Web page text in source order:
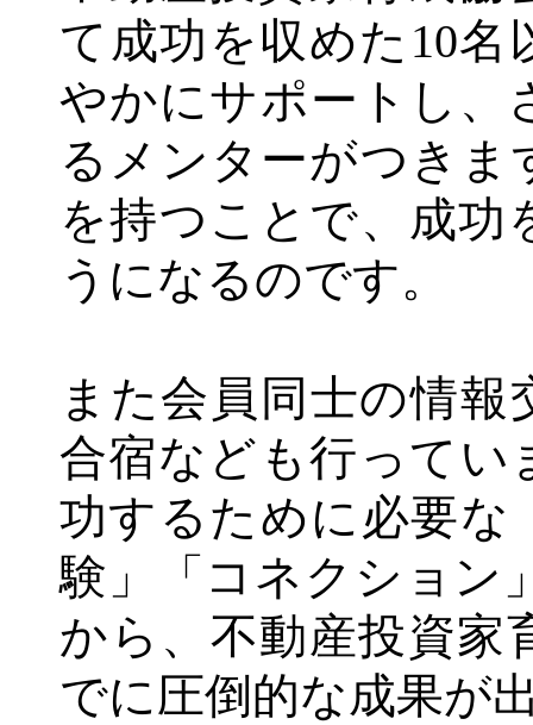
て成功を収めた10名
やかにサポートし、
るメンターがつきま
を持つことで、成功
うになるのです。
また会員同士の情
合宿なども行ってい
功するために必要な
験」「コネクション
から、不動産投資家
でに圧倒的な成果が